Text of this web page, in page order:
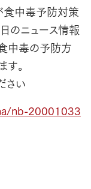
食中毒予防対策
のニュース情報
食中毒の予防方
す。
さい
nb-20001033